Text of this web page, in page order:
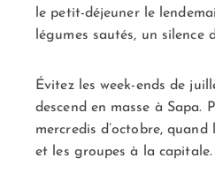
le petit-déjeuner le
légumes sautés, un silence
Évitez les week-ends de
descend en masse à Sapa.
mercredis d’octobre,
et les groupes à la capitale.